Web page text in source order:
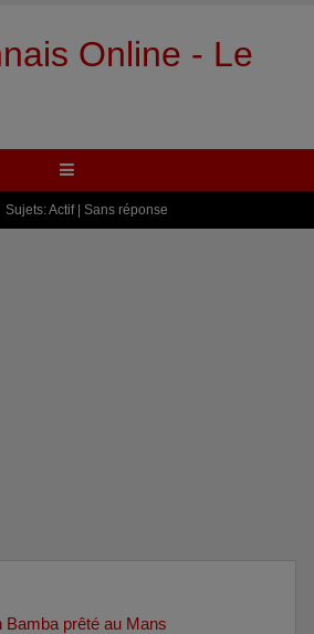
Online - Le
Sujets:Actif| Sans réponse
Bamba prêté au Mans